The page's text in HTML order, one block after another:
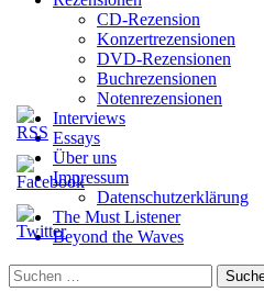
CD-Rezension
Konzertrezensionen
DVD-Rezensionen
Buchrezensionen
Notenrezensionen
Interviews
Essays
Über uns
Impressum
Datenschutzerklärung
The Must Listener
Beyond the Waves
Suchen
nach: